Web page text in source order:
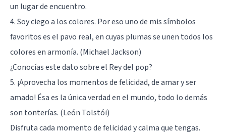
un lugar de encuentro.
4. Soy ciego a los colores. Por eso uno de mis símbolos
favoritos es el pavo real, en cuyas plumas se unen todos los
colores en armonía. (Michael Jackson)
¿Conocías este dato sobre el Rey del pop?
5. ¡Aprovecha los momentos de felicidad, de amar y ser
amado! Ésa es la única verdad en el mundo, todo lo demás
son tonterías. (León Tolstói)
Disfruta cada momento de felicidad y calma que tengas.